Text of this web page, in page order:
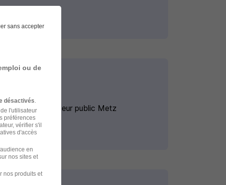
Emploi Acheteur public Metz
sans accepter
ou de
désactivés.
l'utilisateur
préférences
vérifier s'il
d'accès
en
nos sites et
nos produits et